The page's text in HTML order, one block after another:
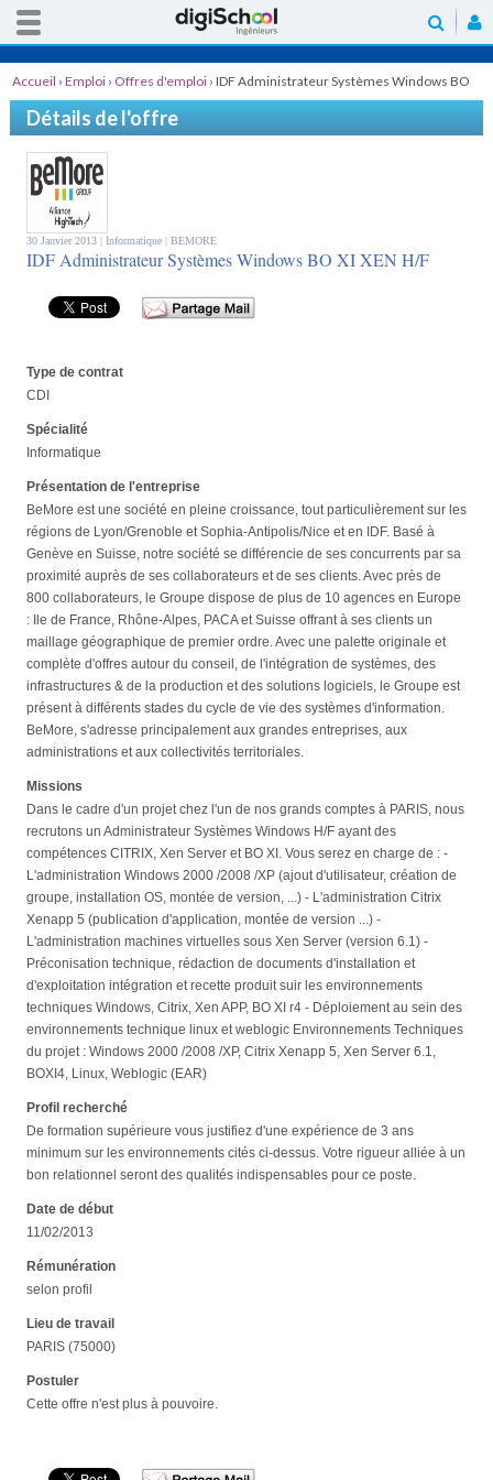
Accueil › Emploi › Offres d'emploi › IDF Administrateur Systèmes Windows BO
XI XEN H/F
Détails de l'offre
30 Janvier 2013 | Informatique | BEMORE
IDF Administrateur Systèmes Windows BO XI XEN H/F
Type de contrat
CDI
Spécialité
Informatique
Présentation de l'entreprise
BeMore est une société en pleine croissance, tout particulièrement sur les
régions de Lyon/Grenoble et Sophia-Antipolis/Nice et en IDF. Basé à
Genève en Suisse, notre société se différencie de ses concurrents par sa
proximité auprès de ses collaborateurs et de ses clients. Avec près de
800 collaborateurs, le Groupe dispose de plus de 10 agences en Europe
: Ile de France, Rhône-Alpes, PACA et Suisse offrant à ses clients un
maillage géographique de premier ordre. Avec une palette originale et
complète d'offres autour du conseil, de l'intégration de systèmes, des
infrastructures & de la production et des solutions logiciels, le Groupe est
présent à différents stades du cycle de vie des systèmes d'information.
BeMore, s'adresse principalement aux grandes entreprises, aux
administrations et aux collectivités territoriales.
Missions
Dans le cadre d'un projet chez l'un de nos grands comptes à PARIS, nous
recrutons un Administrateur Systèmes Windows H/F ayant des
compétences CITRIX, Xen Server et BO XI. Vous serez en charge de : -
L'administration Windows 2000 /2008 /XP (ajout d'utilisateur, création de
groupe, installation OS, montée de version, ...) - L'administration Citrix
Xenapp 5 (publication d'application, montée de version ...) -
L'administration machines virtuelles sous Xen Server (version 6.1) -
Préconisation technique, rédaction de documents d'installation et
d'exploitation intégration et recette produit suir les environnements
techniques Windows, Citrix, Xen APP, BO XI r4 - Déploiement au sein des
environnements technique linux et weblogic Environnements Techniques
du projet : Windows 2000 /2008 /XP, Citrix Xenapp 5, Xen Server 6.1,
BOXI4, Linux, Weblogic (EAR)
Profil recherché
De formation supérieure vous justifiez d'une expérience de 3 ans
minimum sur les environnements cités ci-dessus. Votre rigueur alliée à un
bon relationnel seront des qualités indispensables pour ce poste.
Date de début
11/02/2013
Rémunération
selon profil
Lieu de travail
PARIS (75000)
Postuler
Cette offre n'est plus à pouvoire.